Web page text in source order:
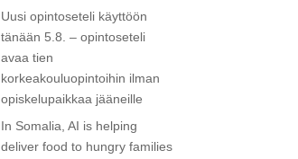
Uusi opintoseteli käyttöön
tänään 5.8. – opintoseteli
avaa tien
korkeakouluopintoihin ilman
opiskelupaikkaa jääneille
In Somalia, AI is helping
deliver food to hungry families